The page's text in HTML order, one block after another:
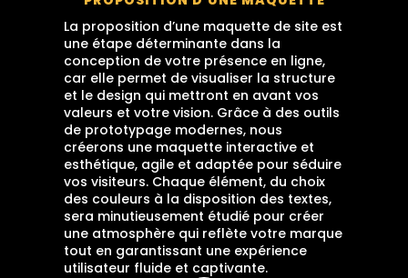
La proposition d’une maquette de site est
une étape déterminante dans la
conception de votre présence en ligne,
car elle permet de visualiser la structure
et le design qui mettront en avant vos
valeurs et votre vision. Grâce à des outils
de prototypage modernes, nous
créerons une maquette interactive et
esthétique, agile et adaptée pour séduire
vos visiteurs. Chaque élément, du choix
des couleurs à la disposition des textes,
sera minutieusement étudié pour créer
une atmosphère qui reflète votre marque
tout en garantissant une expérience
utilisateur fluide et captivante.